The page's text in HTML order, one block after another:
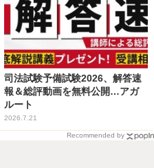
司法試験予備試験2026、解答速
報＆総評動画を無料公開…アガ
ルート
2026.7.21
Recommended by